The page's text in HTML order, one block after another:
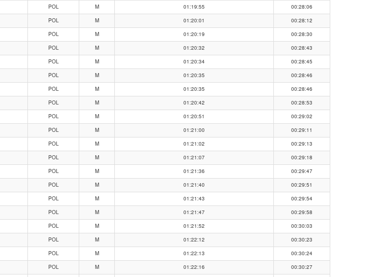
POL M 01:19:55
00:28:06
POL M 01:20:01
00:28:12
POL M 01:20:19
00:28:30
POL M 01:20:32
00:28:43
POL M 01:20:34
00:28:45
POL M 01:20:35
00:28:46
POL M 01:20:35
00:28:46
POL M 01:20:42
00:28:53
POL M 01:20:51
00:29:02
POL M 01:21:00
00:29:11
POL M 01:21:02
00:29:13
POL M 01:21:07
00:29:18
POL M 01:21:36
00:29:47
POL M 01:21:40
00:29:51
POL M 01:21:43
00:29:54
POL M 01:21:47
00:29:58
POL M 01:21:52
00:30:03
POL M 01:22:12
00:30:23
POL M 01:22:13
00:30:24
POL M 01:22:16 00:30:27